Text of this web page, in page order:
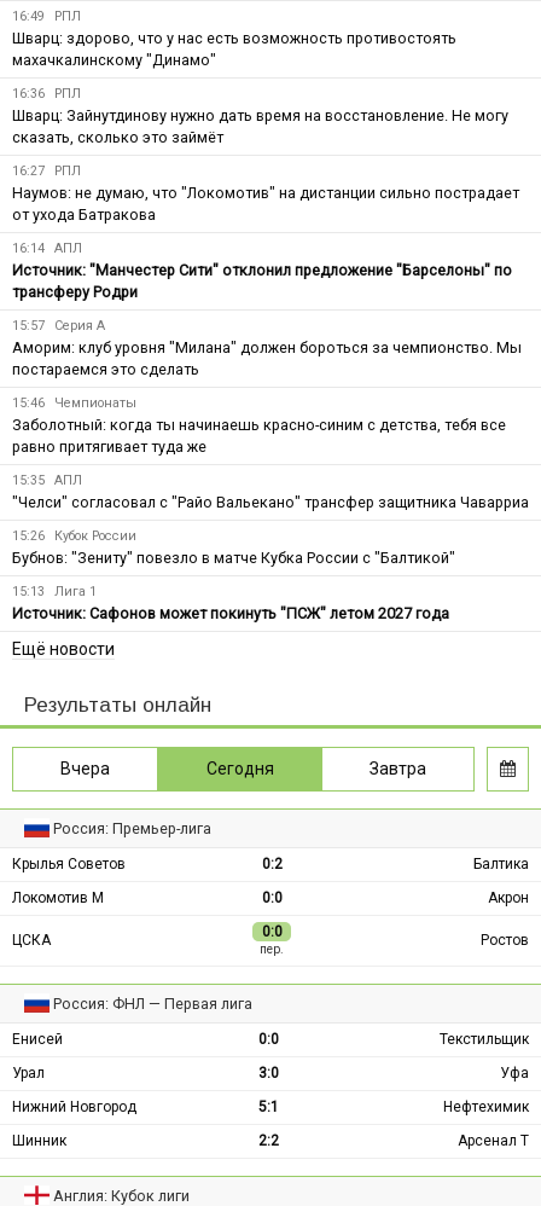
16:49 РПЛ
Шварц: здорово, что у нас есть возможность противостоять
махачкалинскому "Динамо"
16:36 РПЛ
Шварц: Зайнутдинову нужно дать время на восстановление. Не могу
сказать, сколько это займёт
16:27 РПЛ
Наумов: не думаю, что "Локомотив" на дистанции сильно пострадает
от ухода Батракова
16:14 АПЛ
Источник: "Манчестер Сити" отклонил предложение "Барселоны" по
трансферу Родри
15:57 Серия А
Аморим: клуб уровня "Милана" должен бороться за чемпионство. Мы
постараемся это сделать
15:46 Чемпионаты
Заболотный: когда ты начинаешь красно-синим с детства, тебя все
равно притягивает туда же
15:35 АПЛ
"Челси" согласовал с "Райо Вальекано" трансфер защитника Чаварриа
15:26 Кубок России
Бубнов: "Зениту" повезло в матче Кубка России с "Балтикой"
15:13 Лига 1
Источник: Сафонов может покинуть "ПСЖ" летом 2027 года
Ещё новости
Результаты онлайн
Вчера Сегодня Завтра
Россия: Премьер-лига
Крылья Советов 0:2
Балтика
Локомотив М
0:0 Акрон
ЦСКА 0:0
пер.
Ростов
Россия: ФНЛ — Первая лига
Енисей 0:0
Текстильщик
Урал
3:0
Уфа
Нижний Новгород
5:1
Нефтехимик
Шинник
2:2 Арсенал Т
Англия: Кубок лиги